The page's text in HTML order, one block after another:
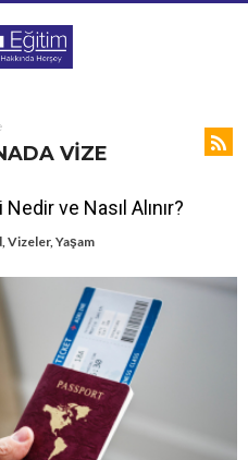
VIZE
ve Nasıl Alınır?
,Vizeler,Yaşam